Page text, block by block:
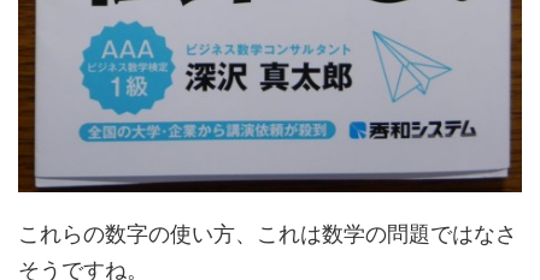
これらの数字の使い方、これは数学の問題ではなさ
そうですね。